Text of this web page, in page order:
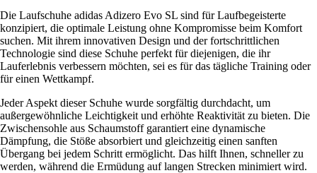
Die Laufschuhe adidas Adizero Evo SL sind für Laufbegeisterte
konzipiert, die optimale Leistung ohne Kompromisse beim Komfort
suchen. Mit ihrem innovativen Design und der fortschrittlichen
Technologie sind diese Schuhe perfekt für diejenigen, die ihr
Lauferlebnis verbessern möchten, sei es für das tägliche Training oder
für einen Wettkampf.
Jeder Aspekt dieser Schuhe wurde sorgfältig durchdacht, um
außergewöhnliche Leichtigkeit und erhöhte Reaktivität zu bieten. Die
Zwischensohle aus Schaumstoff garantiert eine dynamische
Dämpfung, die Stöße absorbiert und gleichzeitig einen sanften
Übergang bei jedem Schritt ermöglicht. Das hilft Ihnen, schneller zu
werden, während die Ermüdung auf langen Strecken minimiert wird.